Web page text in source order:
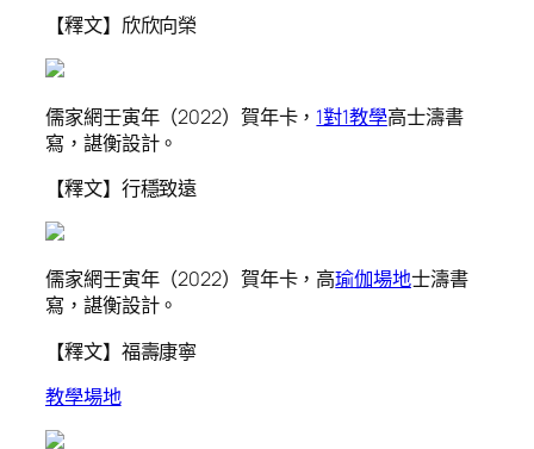
【釋文】欣欣向榮
儒家網壬寅年（2022）賀年卡， 1對1教學高士濤書
寫，諶衡設計。
【釋文】行穩致遠
儒家網壬寅年（2022）賀年卡，高瑜伽場地士濤書
寫，諶衡設計。
【釋文】福壽康寧
教學場地